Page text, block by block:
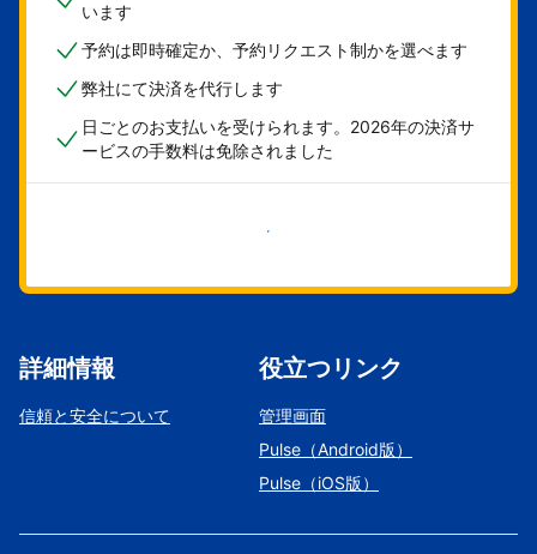
います
予約は即時確定か、予約リクエスト制かを選べます
弊社にて決済を代行します
日ごとのお支払いを受けられます。2026年の決済サ
ービスの手数料は免除されました
今すぐ始める
詳細情報
信頼と安全について
役立つリンク
管理画面
Pulse（Android版）
Pulse（iOS版）